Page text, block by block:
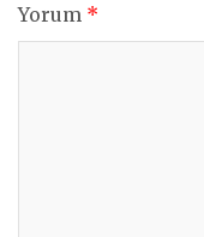
Yorum *